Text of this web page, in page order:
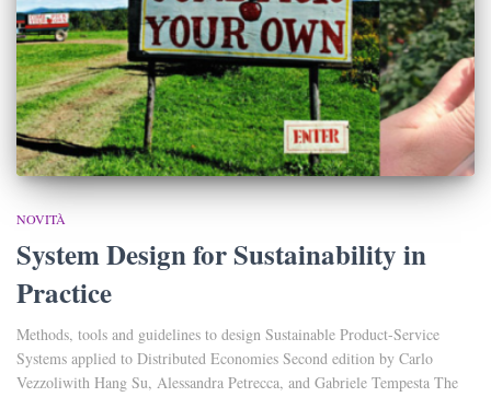
NOVITÀ
System Design for Sustainability in
Practice
Methods, tools and guidelines to design Sustainable Product-Service
Systems applied to Distributed Economies Second edition by Carlo
Vezzoliwith Hang Su, Alessandra Petrecca, and Gabriele Tempesta The